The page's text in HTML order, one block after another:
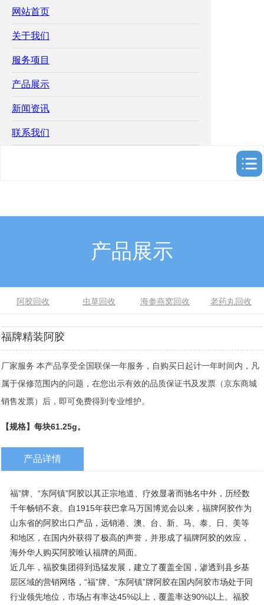
网站首页
关于我们
服务项目
产品展示
新闻资讯
联系我们
产品展示
阿胶回收 虫草回收 海参燕窝回收 老药丸回收
福牌精装阿胶
厂家服务 本产品享受全国联保一年服务，自购买日起计一年时间内，凡
属于保修范围内的问题，在您出示有效的品质保证书及发票（京东商城
销售发票）后，即可免费得到专业维护。
【规格】每块61.25g。
产品详情
福”牌、“东阿镇”阿胶以其正宗地道、疗效显著而驰名中外，历经数
千年畅销不衰。自1915年获巴拿马万国博览会以来，福牌阿胶作为
山东省的阿胶出口产品，远销港、澳、台、新、马、泰、日、美等
和地区，在国内外获得了极高的声誉，并形成了福牌阿胶的效应，
海外华人购买阿胶唯认福牌的局面。
近几年，福胶集团得到迅猛发展，建立了覆盖全国，渗透到县乡基
层区域的营销网络，“福”牌、“东阿镇”牌阿胶在国内阿胶市场处于同
行业领先地位，市场占有率达45%以上，覆盖率达90%以上。福胶